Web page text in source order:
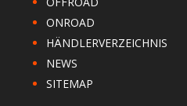
ONROAD
HÄNDLERVERZEICHNIS
NEWS
SITEMAP